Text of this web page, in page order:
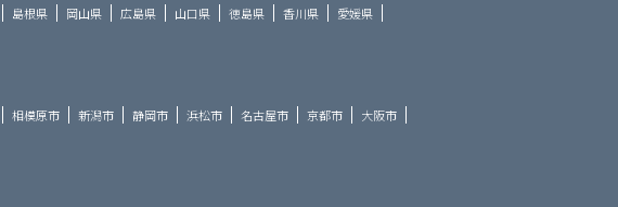
島根県 岡山県 広島県 山口県 徳島県 香川県
愛媛県
相模原市 新潟市 静岡市 浜松市 名古屋市 京都市
大阪市